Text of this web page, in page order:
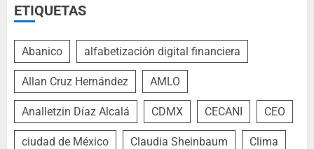
ETIQUETAS
Abanico alfabetización digital financiera
Allan Cruz Hernández AMLO
Analletzin Díaz Alcalá CDMX CECANI CEO
ciudad de México Claudia Sheinbaum Clima